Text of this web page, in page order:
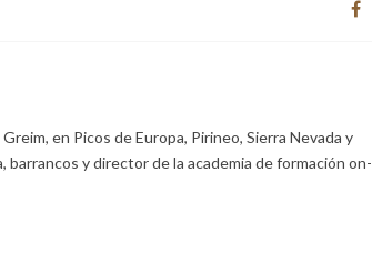
en Picos de Europa, Pirineo, Sierra Nevada y
barrancos y director de la academia de formación on-